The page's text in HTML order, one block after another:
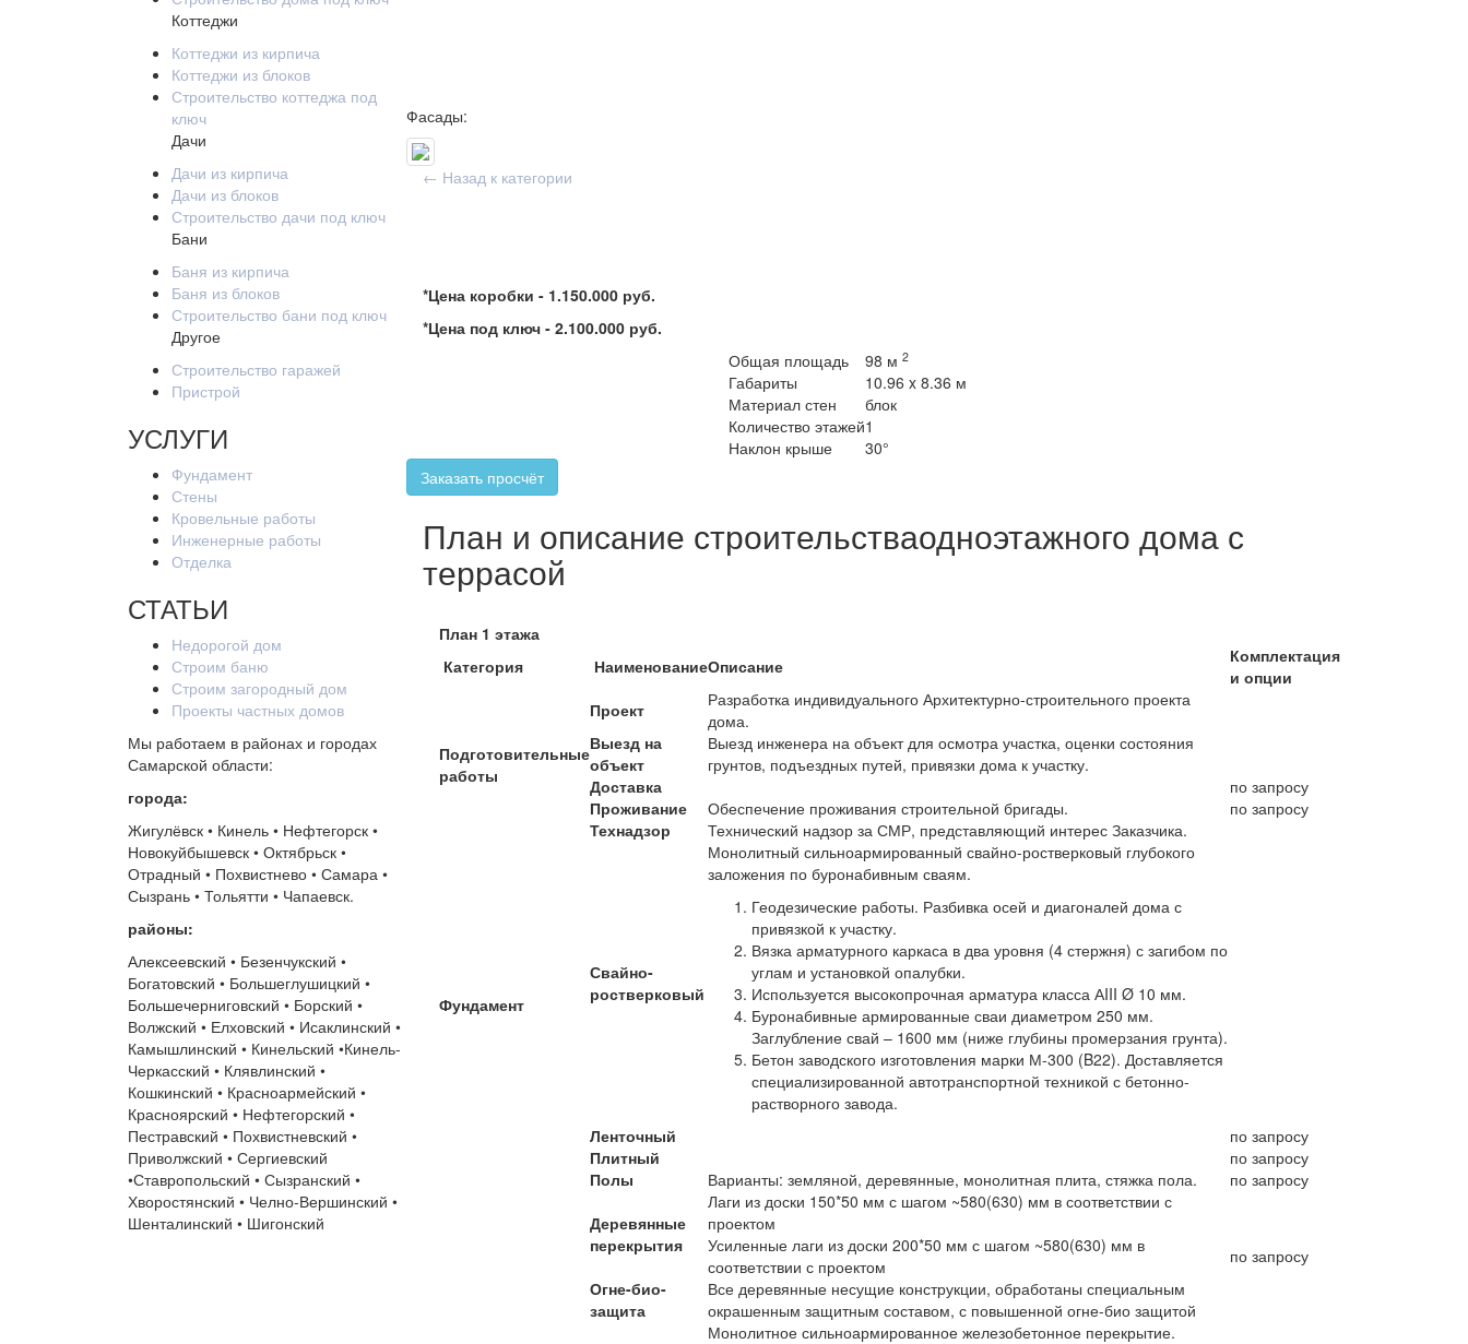
Коттеджи
Коттеджи из кирпича
Коттеджи из блоков
Строительство коттеджа под
ключ
Дачи
Дачи из кирпича
Дачи из блоков
Строительство дачи под ключ
Бани
Баня из кирпича
Баня из блоков
Строительство бани под ключ
Другое
Строительство гаражей
Пристрой
УСЛУГИ
Фундамент
Стены
Кровельные работы
Инженерные работы
Отделка
СТАТЬИ
Недорогой дом
Строим баню
Строим загородный дом
Проекты частных домов
Мы работаем в районах и городах
Самарской области:
города:
Жигулёвск • Кинель • Нефтегорск •
Новокуйбышевск • Октябрьск •
Отрадный • Похвистнево • Самара •
Сызрань • Тольятти • Чапаевск.
районы:
Алексеевский • Безенчукский •
Богатовский • Большеглушицкий •
Большечерниговский • Борский •
Волжский • Елховский • Исаклинский •
Камышлинский • Кинельский •Кинель-
Черкасский • Клявлинский •
Кошкинский • Красноармейский •
Красноярский • Нефтегорский •
Пестравский • Похвистневский •
Приволжский • Сергиевский
•Ставропольский • Сызранский •
Хворостянский • Челно-Вершинский •
Шенталинский • Шигонский
Фасады:
← Назад к категории
*Цена коробки - 1.150.000 руб.
*Цена под ключ - 2.100.000 руб.
Общая площадь
98 м 2
Габариты
10.96 x 8.36 м
Материал стен
блок
Количество этажей1
Наклон крыше
30°
Заказать просчёт
План и описание строительстваодноэтажного дома с
террасой
План 1 этажа
Категория
НаименованиеОписание
Комплектация
и опции
Подготовительные
работы
Проект
Разработка индивидуального Архитектурно-строительного проекта
дома.
Выезд на
объект
Выезд инженера на объект для осмотра участка, оценки состояния
грунтов, подъездных путей, привязки дома к участку.
Доставка
по запросу
Проживание
Обеспечение проживания строительной бригады.
по запросу
Технадзор
Технический надзор за СМР, представляющий интерес Заказчика.
Фундамент
Свайно-
ростверковый
Монолитный сильноармированный свайно-ростверковый глубокого
заложения по буронабивным сваям.
Геодезические работы. Разбивка осей и диагоналей дома с
привязкой к участку.
Вязка арматурного каркаса в два уровня (4 стержня) с загибом по
углам и установкой опалубки.
Используется высокопрочная арматура класса АIII Ø 10 мм.
Буронабивные армированные сваи диаметром 250 мм.
Заглубление свай – 1600 мм (ниже глубины промерзания грунта).
Бетон заводского изготовления марки М-300 (B22). Доставляется
специализированной автотранспортной техникой с бетонно-
растворного завода.
Ленточный
по запросу
Плитный
по запросу
Полы Варианты: земляной, деревянные, монолитная плита, стяжка пола.
по запросу
Деревянные
перекрытия
Лаги из доски 150*50 мм с шагом ~580(630) мм в соответствии с
проектом
Усиленные лаги из доски 200*50 мм с шагом ~580(630) мм в
соответствии с проектом
по запросу
Огне-био-
защита
Все деревянные несущие конструкции, обработаны специальным
окрашенным защитным составом, с повышенной огне-био защитой
Монолитное сильноармированное железобетонное перекрытие.